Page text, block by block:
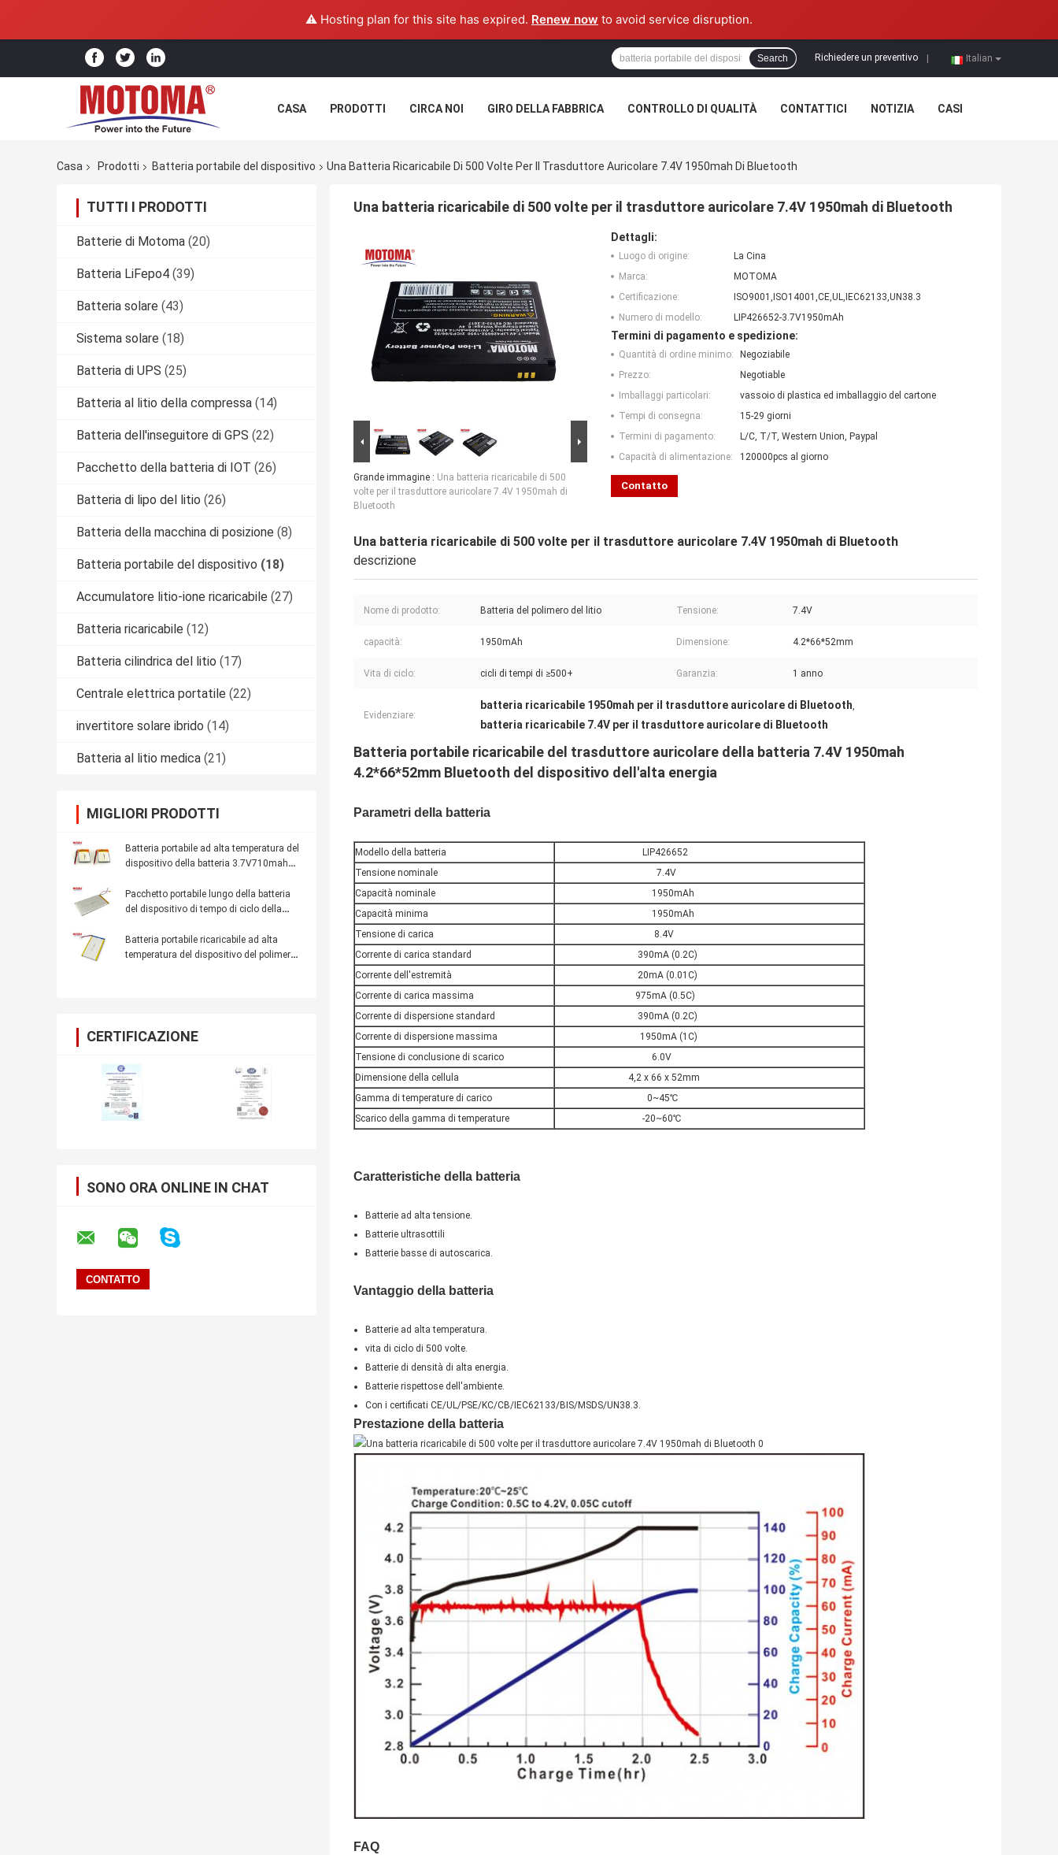
⚠️ Hosting plan for this site has expired. Renew now to avoid service disruption.
Italian
Richiedere un preventivo
Search
CASA PRODOTTI CIRCA NOI GIRO DELLA FABBRICA CONTROLLO DI QUALITÀ CONTATTICI NOTIZIA CASI
Casa Prodotti Batteria portabile del dispositivo Una Batteria Ricaricabile Di 500 Volte Per Il Trasduttore Auricolare 7.4V 1950mah Di Bluetooth
TUTTI I PRODOTTI
Batterie di Motoma (20)
Batteria LiFepo4 (39)
Batteria solare (43)
Sistema solare (18)
Batteria di UPS (25)
Batteria al litio della compressa (14)
Batteria dell'inseguitore di GPS (22)
Pacchetto della batteria di IOT (26)
Batteria di lipo del litio (26)
Batteria della macchina di posizione (8)
Batteria portabile del dispositivo (18)
Accumulatore litio-ione ricaricabile (27)
Batteria ricaricabile (12)
Batteria cilindrica del litio (17)
Centrale elettrica portatile (22)
invertitore solare ibrido (14)
Batteria al litio medica (21)
MIGLIORI PRODOTTI
Batteria portabile ad alta temperatura del
dispositivo della batteria 3.7V710mah
Pacchetto portabile lungo della batteria
del dispositivo di tempo di ciclo della
Rechargable di alto potere di capacità
elevata
Batteria portabile ricaricabile ad alta
temperatura del dispositivo del polimero
CERTIFICAZIONE
SONO ORA ONLINE IN CHAT
Una batteria ricaricabile di 500 volte per il trasduttore auricolare 7.4V 1950mah di Bluetooth
Grande immagine : Una batteria ricaricabile di 500
volte per il trasduttore auricolare 7.4V 1950mah di
Bluetooth
Dettagli:
Luogo di origine:
La Cina
Marca:
MOTOMA
Certificazione:
ISO9001,ISO14001,CE,UL,IEC62133,UN38.3
Numero di modello:
LIP426652-3.7V1950mAh
Termini di pagamento e spedizione:
Quantità di ordine minimo:
Negoziabile
Prezzo:
Negotiable
Imballaggi particolari:
vassoio di plastica ed imballaggio del cartone
Tempi di consegna:
15-29 giorni
Termini di pagamento:
L/C, T/T, Western Union, Paypal
Capacità di alimentazione:
120000pcs al giorno
Contatto
Una batteria ricaricabile di 500 volte per il trasduttore auricolare 7.4V 1950mah di Bluetooth
descrizione
Nome di prodotto: Batteria del polimero del litio Tensione: 7.4V
capacità: 1950mAh Dimensione: 4.2*66*52mm
Vita di ciclo: cicli di tempi di ≥500+ Garanzia: 1 anno
Evidenziare:
batteria ricaricabile 1950mah per il trasduttore auricolare di Bluetooth,
batteria ricaricabile 7.4V per il trasduttore auricolare di Bluetooth
Batteria portabile ricaricabile del trasduttore auricolare della batteria 7.4V 1950mah
4.2*66*52mm Bluetooth del dispositivo dell'alta energia
Parametri della batteria
Modello della batteria
LIP426652
Tensione nominale
7.4V
Capacità nominale
1950mAh
Capacità minima
1950mAh
Tensione di carica
8.4V
Corrente di carica standard
390mA (0.2C)
Corrente dell'estremità
20mA (0.01C)
Corrente di carica massima
975mA (0.5C)
Corrente di dispersione standard
390mA (0.2C)
Corrente di dispersione massima
1950mA (1C)
Tensione di conclusione di scarico
6.0V
Dimensione della cellula
4,2 x 66 x 52mm
Gamma di temperature di carico
0~45℃
Scarico della gamma di temperature
-20~60℃
Caratteristiche della batteria
Batterie ad alta tensione.
Batterie ultrasottili
Batterie basse di autoscarica.
Vantaggio della batteria
Batterie ad alta temperatura.
vita di ciclo di 500 volte.
Batterie di densità di alta energia.
Batterie rispettose dell'ambiente.
Con i certificati CE/UL/PSE/KC/CB/IEC62133/BIS/MSDS/UN38.3.
Prestazione della batteria
FAQ